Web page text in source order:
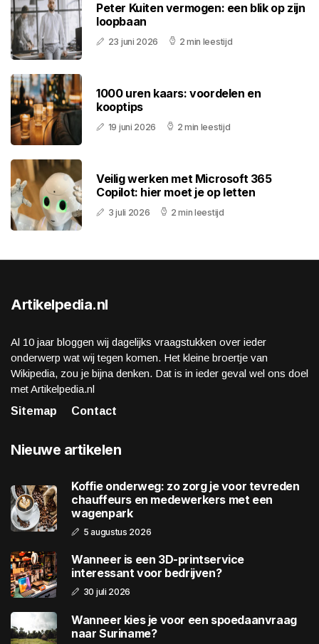
Peter Kuiten vermogen: een blik op zijn
loopbaan
23 juni 2026 2 min leestijd
1000 uren kaars: voordelen en
kooptips
19 juni 2026 2 min leestijd
Veilig werken met Microsoft 365
Copilot: hier moet je op letten
3 juli 2026 2 min leestijd
Artikelpedia.nl
Al 10 jaar bloggen wij dagelijks vraagstukken over ieder
onderwerp wat wij tegen komen. Het kleine broertje van
Wikipedia, zou je bijna denken. Dat is in ieder geval wel ons doel
met Artikelpedia.nl
Sitemap
Contact
Nieuwe artikelen
Koffie onderweg: zo zorg je voor tevreden
chauffeurs en medewerkers met een
wagenpark
5 augustus 2026
Wanneer is een 3D-printservice
interessant voor bedrijven?
30 juli 2026
Wanneer kies je voor een spoedaanvraag
naar Suriname?